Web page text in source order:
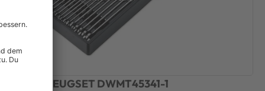
WERKZEUGSET DWMT45341-1